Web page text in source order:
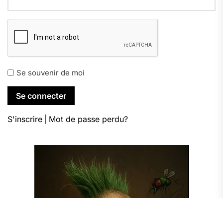
Se souvenir de moi
S'inscrire Mot de passe perdu?